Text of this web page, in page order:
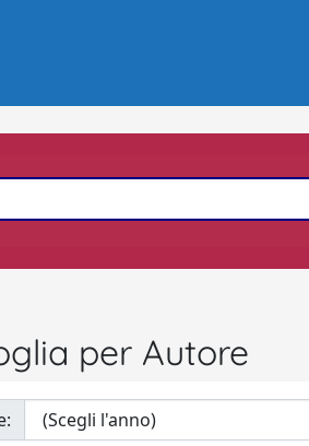
per Autore